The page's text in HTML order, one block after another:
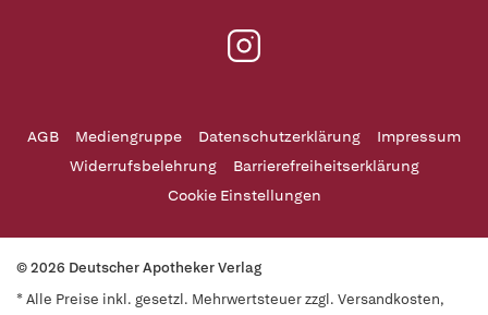
AGB Mediengruppe Datenschutzerklärung
Impressum
Widerrufsbelehrung
Barrierefreiheitserklärung
Cookie Einstellungen
© 2026 Deutscher Apotheker Verlag
* Alle Preise inkl. gesetzl. Mehrwertsteuer zzgl. Versandkosten,